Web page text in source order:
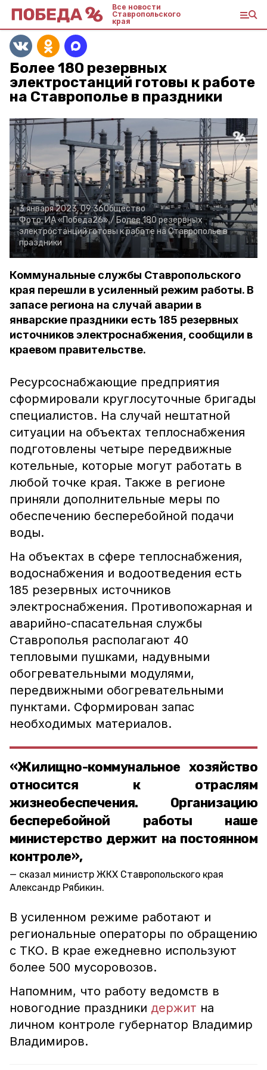
Все новости
Ставропольского
края
Более 180 резервных
электростанций готовы к работе
на Ставрополье в праздники
3 января 2023, 09:36Общество
Фото:ИА «Победа26» / Более 180 резервных
электростанций готовы к работе на Ставрополье в
праздники
Коммунальные службы Ставропольского
края перешли в усиленный режим работы. В
запасе региона на случай аварии в
январские праздники есть 185 резервных
источников электроснабжения, сообщили в
краевом правительстве.
Ресурсоснабжающие предприятия
сформировали круглосуточные бригады
специалистов. На случай нештатной
ситуации на объектах теплоснабжения
подготовлены четыре передвижные
котельные, которые могут работать в
любой точке края. Также в регионе
приняли дополнительные меры по
обеспечению бесперебойной подачи
воды.
На объектах в сфере теплоснабжения,
водоснабжения и водоотведения есть
185 резервных источников
электроснабжения. Противопожарная и
аварийно-спасательная службы
Ставрополья располагают 40
тепловыми пушками, надувными
обогревательными модулями,
передвижными обогревательными
пунктами. Сформирован запас
необходимых материалов.
«Жилищно-коммунальное хозяйство
относится к отраслям
жизнеобеспечения. Организацию
бесперебойной работы наше
министерство держит на постоянном
контроле»,
сказал министр ЖКХ Ставропольского края
Александр Рябикин.
В усиленном режиме работают и
региональные операторы по обращению
с ТКО. В крае ежедневно используют
более 500 мусоровозов.
Напомним, что работу ведомств в
новогодние праздники держит на
личном контроле губернатор Владимир
Владимиров.